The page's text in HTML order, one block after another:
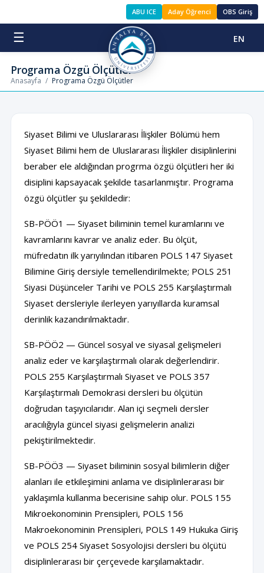
ABU ICE Aday Öğrenci OBS Giriş
☰ EN
Programa Özgü Ölçütler
Anasayfa / Programa Özgü Ölçütler
Siyaset Bilimi ve Uluslararası İlişkiler Bölümü hem
Siyaset Bilimi hem de Uluslararası İlişkiler disiplinlerini
beraber ele aldığından progrma özgü ölçütleri her iki
disiplini kapsayacak şekilde tasarlanmıştır. Programa
özgü ölçütler şu şekildedir:
SB-PÖÖ1 — Siyaset biliminin temel kuramlarını ve
kavramlarını kavrar ve analiz eder. Bu ölçüt,
müfredatın ilk yarıyılından itibaren POLS 147 Siyaset
Bilimine Giriş dersiyle temellendirilmekte; POLS 251
Siyasi Düşünceler Tarihi ve POLS 255 Karşılaştırmalı
Siyaset dersleriyle ilerleyen yarıyıllarda kuramsal
derinlik kazandırılmaktadır.
SB-PÖÖ2 — Güncel sosyal ve siyasal gelişmeleri
analiz eder ve karşılaştırmalı olarak değerlendirir.
POLS 255 Karşılaştırmalı Siyaset ve POLS 357
Karşılaştırmalı Demokrasi dersleri bu ölçütün
doğrudan taşıyıcılarıdır. Alan içi seçmeli dersler
aracılığıyla güncel siyasi gelişmelerin analizi
pekiştirilmektedir.
SB-PÖÖ3 — Siyaset biliminin sosyal bilimlerin diğer
alanları ile etkileşimini anlama ve disiplinlerarası bir
yaklaşımla kullanma becerisine sahip olur. POLS 155
Mikroekonominin Prensipleri, POLS 156
Makroekonominin Prensipleri, POLS 149 Hukuka Giriş
ve POLS 254 Siyaset Sosyolojisi dersleri bu ölçütü
disiplinlerarası bir çerçevede karşılamaktadır.